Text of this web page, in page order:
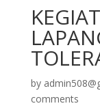
by
comments